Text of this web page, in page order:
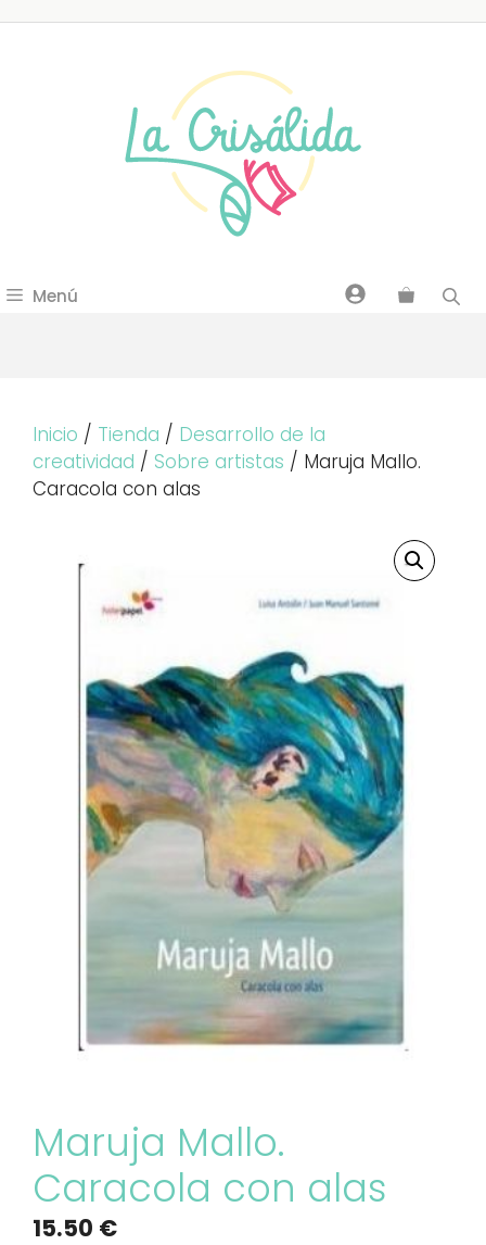
Menú
Inicio / Tienda / Desarrollo de la
creatividad / Sobre artistas / Maruja Mallo.
Caracola con alas
Maruja Mallo.
Caracola con alas
15.50 €